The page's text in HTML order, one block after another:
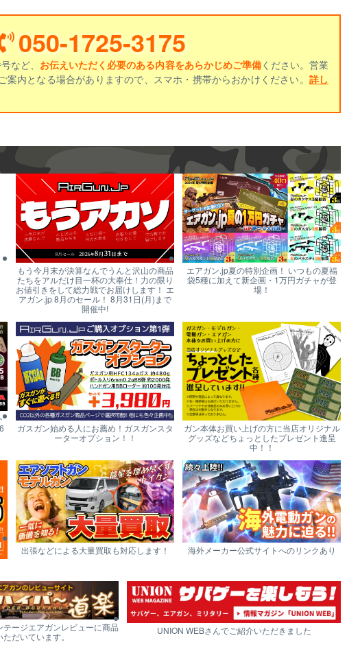
050-1725-3175
など、 お伝えいただく必要のある内容をあらかじめご準備ください。営業
内となる場合がありますので、スマホ・携帯からおかけください。 詳し
もう今月末が決算なんでうんと沢山の商品
たちをアルだけ目一杯の大奉仕！力の限り
お値引きをして総力戦でお届けします！ エ
アガン.jp 8月のセール！ 8月31日(月)まで
開催中!
エアガン.jp夏の特別企画！ いつもの夏福
袋5種に加えて新企画・1万円ガチャが登
場！
ガスガン始める人にお薦め！ガスガンスタ
ーターオプション！！
ガン本体お買い上げの方に当店オリジナル
グッズなどちょっとしたプレゼント進呈
中！！
出張などによる大量買取も対応します！ 海外メーカー公式サイトへのリンクあり
ージエアガンレビューに商品
だいています。
UNION WEBさんでご紹介いただきました